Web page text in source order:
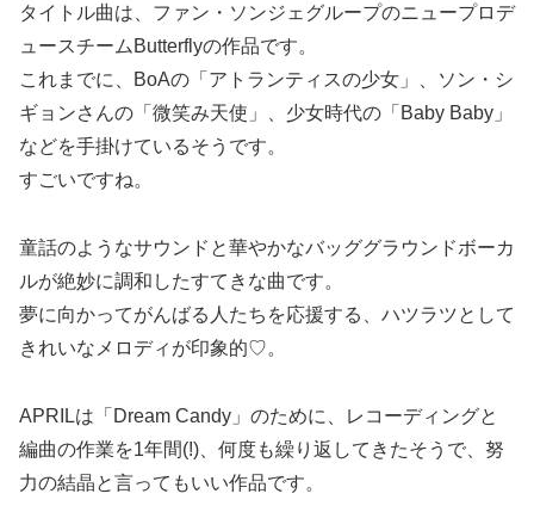
タイトル曲は、ファン・ソンジェグループのニュープロデ
ュースチームButterflyの作品です。
これまでに、BoAの「アトランティスの少女」、ソン・シ
ギョンさんの「微笑み天使」、少女時代の「Baby Baby」
などを手掛けているそうです。
すごいですね。
童話のようなサウンドと華やかなバッググラウンドボーカ
ルが絶妙に調和したすてきな曲です。
夢に向かってがんばる人たちを応援する、ハツラツとして
きれいなメロディが印象的♡。
APRILは「Dream Candy」のために、レコーディングと
編曲の作業を1年間(!)、何度も繰り返してきたそうで、努
力の結晶と言ってもいい作品です。